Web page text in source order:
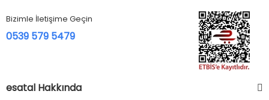
Bizimle İletişime Geçin
0539 579 5479
esatal Hakkında